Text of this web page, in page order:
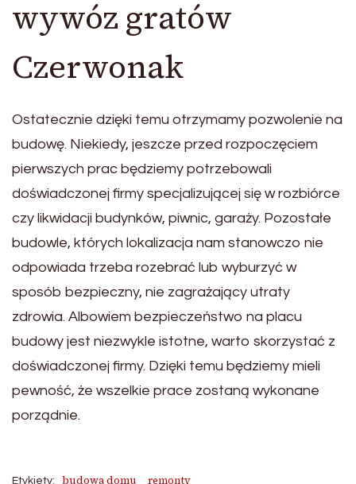
wywóz gratów
Czerwonak
Ostatecznie dzięki temu otrzymamy pozwolenie na
budowę. Niekiedy, jeszcze przed rozpoczęciem
pierwszych prac będziemy potrzebowali
doświadczonej firmy specjalizującej się w rozbiórce
czy likwidacji budynków, piwnic, garaży. Pozostałe
budowle, których lokalizacja nam stanowczo nie
odpowiada trzeba rozebrać lub wyburzyć w
sposób bezpieczny, nie zagrażający utraty
zdrowia. Albowiem bezpieczeństwo na placu
budowy jest niezwykle istotne, warto skorzystać z
doświadczonej firmy. Dzięki temu będziemy mieli
pewność, że wszelkie prace zostaną wykonane
porządnie.
Etykiety: budowa domu remonty